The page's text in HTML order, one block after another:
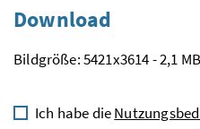
Download
Bildgröße: 5421x3614 - 2,1 MB
Ich habe die